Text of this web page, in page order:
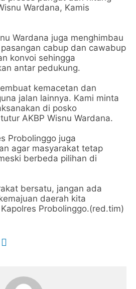
Wardana, Kamis
Wardana juga menghimbau
cabup dan cawabup
konvoi sehingga
antar pedukung.
kemacetan dan
jalan lainnya. Kami minta
di posko
AKBP Wisnu Wardana.
Probolinggo juga
agar masyarakat tetap
berbeda pilihan di
bersatu, jangan ada
daerah kita
Probolinggo.(red.tim)